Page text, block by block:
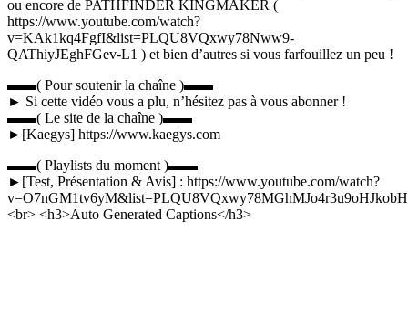
ou encore de PATHFINDER KINGMAKER (
https://www.youtube.com/watch?
v=KAk1kq4FgfI&list=PLQU8VQxwy78Nww9-
QAThiyJEghFGev-L1 ) et bien d’autres si vous farfouillez un peu !
▬▬( Pour soutenir la chaîne )▬▬
► Si cette vidéo vous a plu, n’hésitez pas à vous abonner !
▬▬( Le site de la chaîne )▬▬
►[Kaegys] https://www.kaegys.com
▬▬( Playlists du moment )▬▬
►[Test, Présentation & Avis] : https://www.youtube.com/watch?
<br> <h3>Auto Generated Captions</h3>